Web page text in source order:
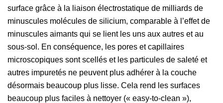
surface grâce à la liaison électrostatique de milliards de
minuscules molécules de silicium, comparable à l’effet de
minuscules aimants qui se lient les uns aux autres et au
sous-sol. En conséquence, les pores et capillaires
microscopiques sont scellés et les particules de saleté et
autres impuretés ne peuvent plus adhérer à la couche
désormais beaucoup plus lisse. Cela rend les surfaces
beaucoup plus faciles à nettoyer (« easy-to-clean »),